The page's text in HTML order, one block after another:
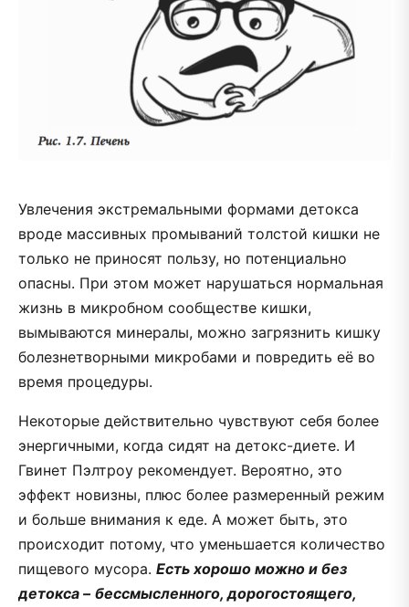
Увлечения экстремальными формами детокса
вроде массивных промываний толстой кишки не
только не приносят пользу, но потенциально
опасны. При этом может нарушаться нормальная
жизнь в микробном сообществе кишки,
вымываются минералы, можно загрязнить кишку
болезнетворными микробами и повредить её во
время процедуры.
Некоторые действительно чувствуют себя более
энергичными, когда сидят на детокс-диете. И
Гвинет Пэлтроу рекомендует. Вероятно, это
эффект новизны, плюс более размеренный режим
и больше внимания к еде. А может быть, это
происходит потому, что уменьшается количество
пищевого мусора. Есть хорошо можно и без
детокса – бессмысленного, дорогостоящего,